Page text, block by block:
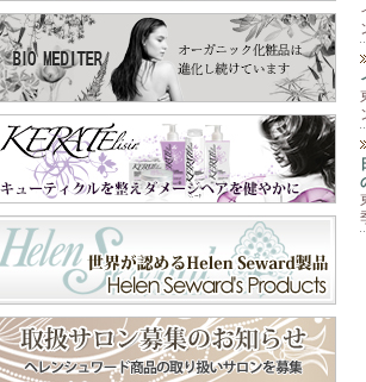
成分なのに⁡ ⁡トリー
トメントなくても⁡ ⁡
さらふわに仕上が
り、しかも⁡ ⁡汚れが
ひどくなかったら⁡ ⁡
一度洗いでも きち
んと落とせる⁡ ⁡優れ
もの✨⁡ ⁡わん子にも
飼い主にも負担を⁡ ⁡
軽減するシャンプ
ー😍⁡ ⁡スリッカー
は、軽く使いやす
くで⁡ ピン長めのタ
イプだから、頭用
♪⁡ ‎˖٭ .‎˖٭ .‎˖٭ .‎˖٭ .‎˖٭
.‎˖٭ .‎˖٭ .‎˖٭ .‎˖٭ .‎˖٭‎˖٭
.‎˖٭ .‎˖٭ .‎˖٭ .‎˖٭ .‎˖٭ .‎˖
が出来るので一年
中使えます😊 お顔
以外の乾燥が気に
なる所にも使えま
ペーパーを扱う業
務作業、指先を使
う細かい作業な
ど、手を使うあら
ゆる作業🖐️ 飲食店
や家庭での食器洗
い洗剤や消毒剤等
の刺激から手肌を
守ってくれます😊
美容師やトリマー
などよくシャンプ
ーをする手肌にも